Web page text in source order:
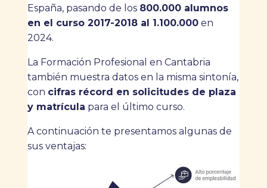
España, pasando de los 800.000 alumnos
en el curso 2017-2018 al 1.100.000 en
2024.
La Formación Profesional en Cantabria
también muestra datos en la misma sintonía,
con cifras récord en solicitudes de plaza
y matrícula para el último curso.
A continuación te presentamos algunas de
sus ventajas: